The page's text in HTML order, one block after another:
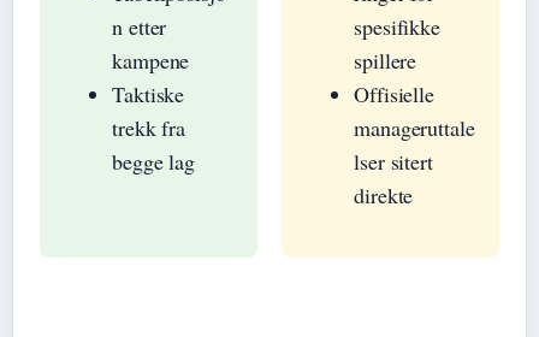
n etter
kampene
Taktiske
trekk fra
begge lag
spesifikke
spillere
Offisielle
manageruttale
lser sitert
direkte